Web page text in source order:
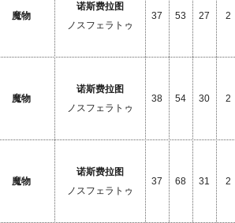
魔物
诺斯费拉图
ノスフェラトゥ
37 53 27 2
魔物
诺斯费拉图
ノスフェラトゥ
38 54 30 2
魔物
诺斯费拉图
ノスフェラトゥ
37 68 31 2